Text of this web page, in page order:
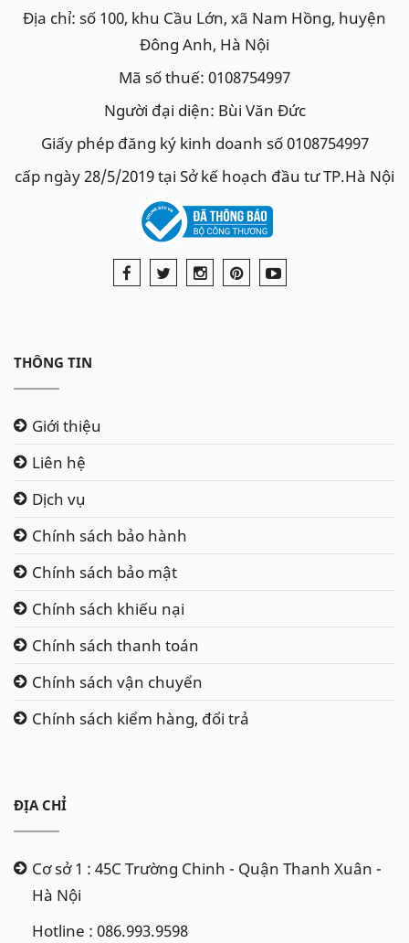
Địa chỉ: số 100, khu Cầu Lớn, xã Nam Hồng, huyện
Đông Anh, Hà Nội
Mã số thuế: 0108754997
Người đại diện: Bùi Văn Đức
Giấy phép đăng ký kinh doanh số 0108754997
cấp ngày 28/5/2019 tại Sở kế hoạch đầu tư TP.Hà Nội
THÔNG TIN
Giới thiệu
Liên hệ
Dịch vụ
Chính sách bảo hành
Chính sách bảo mật
Chính sách khiếu nại
Chính sách thanh toán
Chính sách vận chuyển
Chính sách kiểm hàng, đổi trả
ĐỊA CHỈ
Cơ sở 1 : 45C Trường Chinh - Quận Thanh Xuân -
Hà Nội
Hotline : 086.993.9598